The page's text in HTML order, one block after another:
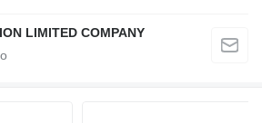
LIMITED COMPANY